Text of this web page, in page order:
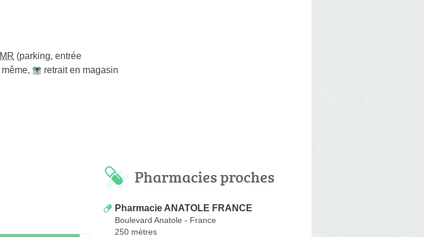
(parking, entrée
même,
retrait en magasin
Pharmacies proches
Pharmacie ANATOLE FRANCE
Boulevard Anatole - France
250 mètres